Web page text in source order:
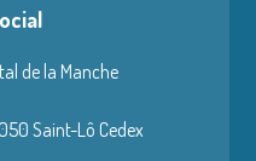
de la Manche
Saint-Lô Cedex